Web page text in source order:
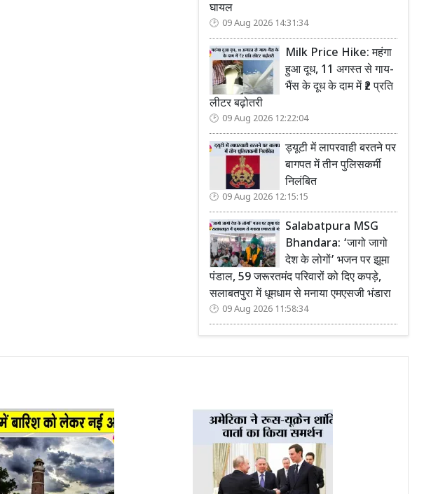
घायल
09 Aug 2026 14:31:34
Milk Price Hike: महंगा
हुआ दूध, 11 अगस्त से गाय-
भैंस के दूध के दाम में ₹2 प्रति
लीटर बढ़ोतरी
09 Aug 2026 12:22:04
ड्यूटी में लापरवाही बरतने पर
बागपत में तीन पुलिसकर्मी
निलंबित
09 Aug 2026 12:15:15
Salabatpura MSG
Bhandara: ‘जागो जागो
देश के लोगों’ भजन पर झूमा
पंडाल, 59 जरूरतमंद परिवारों को दिए कपड़े,
सलाबतपुरा में धूमधाम से मनाया एमएसजी भंडारा
09 Aug 2026 11:58:34